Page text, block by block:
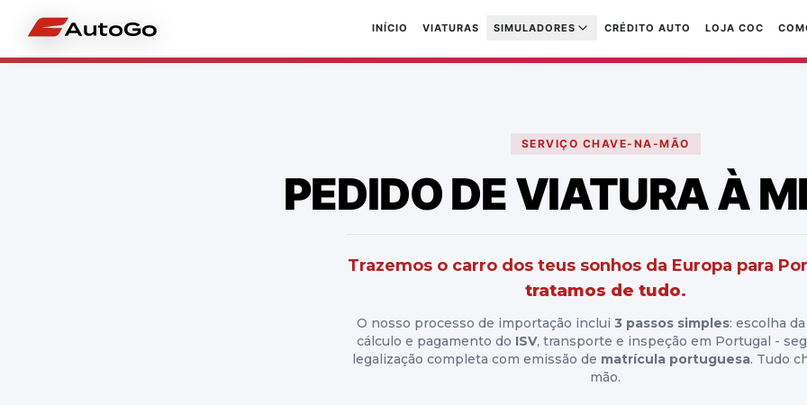
INÍCIO VIATURAS SIMULADORES CRÉDITO AUTO LOJA COC
SERVIÇO CHAVE-NA-MÃO
PEDIDO DE VIATURA À
Trazemos o carro dos teus sonhos da Europa para
tratamos de tudo.
O nosso processo de importação inclui 3 passos simples: escolha
cálculo e pagamento do ISV, transporte e inspeção em Portugal -
legalização completa com emissão de matrícula portuguesa. Tudo
mão.